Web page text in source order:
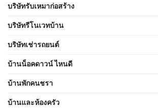
บริษัทรับเหมาก่อสร้าง
บริษัทรีโนเวทบ้าน
บริษัทเช่ารถยนต์
บ้านน็อคดาวน์ ไหนดี
บ้านพักคนชรา
บ้านและห้องครัว